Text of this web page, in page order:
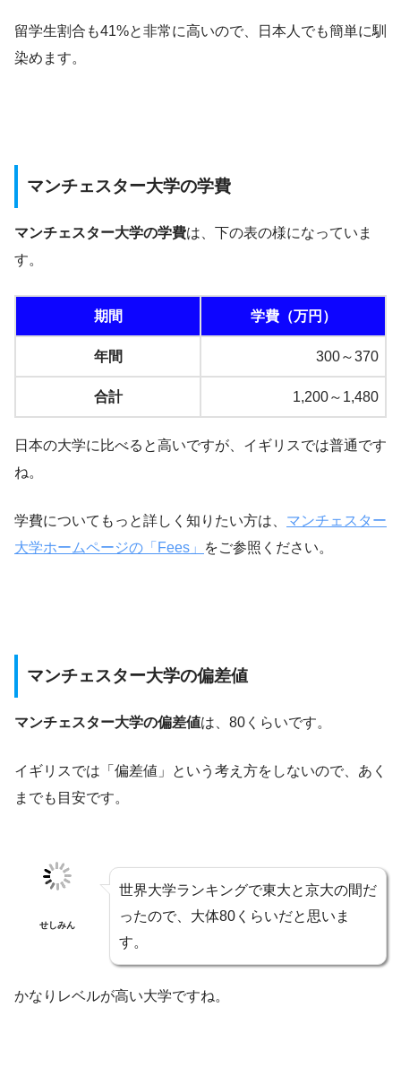
留学生割合も41%と非常に高いので、日本人でも簡単に馴
染めます。
マンチェスター大学の学費
マンチェスター大学の学費は、下の表の様になっていま
す。
期間 学費（万円）
年間 300～370
合計 1,200～1,480
日本の大学に比べると高いですが、イギリスでは普通です
ね。
学費についてもっと詳しく知りたい方は、 マンチェスター
大学ホームページの「Fees」
をご参照ください。
マンチェスター大学の偏差値
マンチェスター大学の偏差値は、80くらいです。
イギリスでは「偏差値」という考え方をしないので、あく
までも目安です。
せしみん
世界大学ランキングで東大と京大の間だ
ったので、大体80くらいだと思いま
す。
かなりレベルが高い大学ですね。